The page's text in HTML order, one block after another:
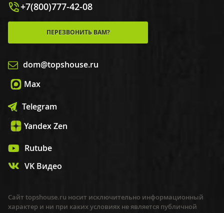
+7(800)777-42-08
ПЕРЕЗВОНИТЬ ВАМ?
dom@topshouse.ru
Max
Telegram
Yandex Zen
Rutube
VK Видео
Сайт topshouse.ru носит исключительно информационный
характер и ни при каких условиях не является публичной